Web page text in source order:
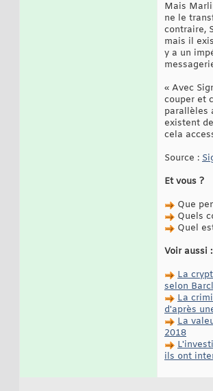
Mais
ne le
contraire,
mais il
y a un
« Avec
couper et
parallèles
existent
cela
Source :
Et vous ?
Que
Quels
Quel
Voir aussi :
La
selon
La
d'après
La
2018
ils ont